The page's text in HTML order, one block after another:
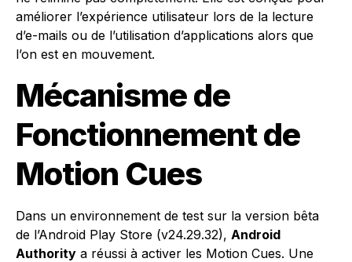
améliorer l’expérience utilisateur lors de la lecture
d’e-mails ou de l’utilisation d’applications alors que
l’on est en mouvement.
Mécanisme de
Fonctionnement de
Motion Cues
Dans un environnement de test sur la version bêta
de l’Android Play Store (v24.29.32), Android
Authority a réussi à activer les Motion Cues. Une